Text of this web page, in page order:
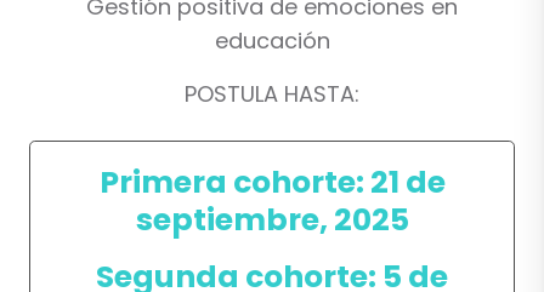
Gestión positiva de emociones en
educación
POSTULA HASTA:
Primera cohorte: 21 de
septiembre, 2025
Segunda cohorte: 5 de